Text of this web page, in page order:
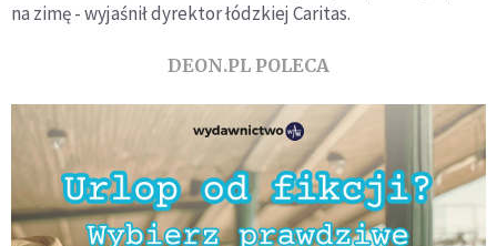
na zimę - wyjaśnił dyrektor łódzkiej Caritas.
DEON.PL POLECA